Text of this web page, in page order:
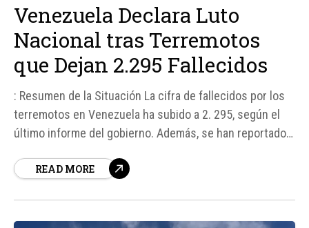
Venezuela Declara Luto
Nacional tras Terremotos
que Dejan 2.295 Fallecidos
: Resumen de la Situación La cifra de fallecidos por los
terremotos en Venezuela ha subido a 2. 295, según el
último informe del gobierno. Además, se han reportado
la Asamblea Nacional, Jorge Rodríguez, ha confirmado
READ MORE